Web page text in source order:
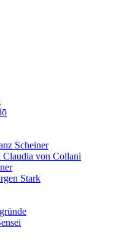
Scheiner
Claudia von Collani
Stark